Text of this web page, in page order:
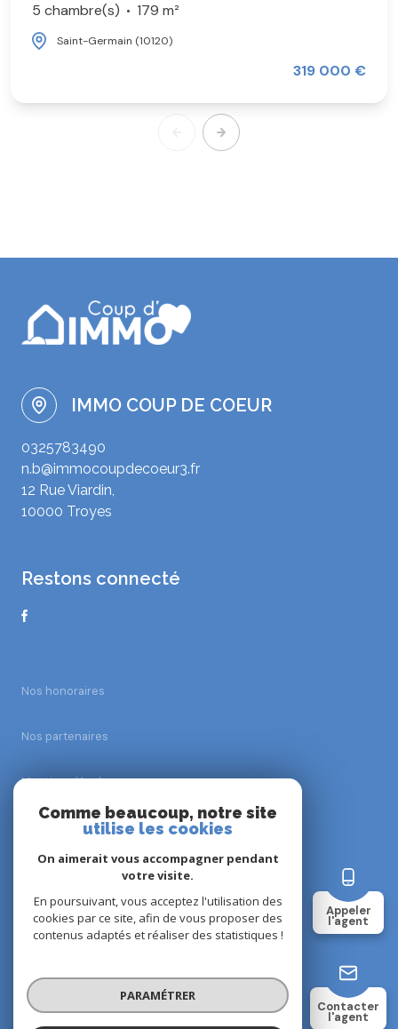
Appeler
l'agent
Contacter
l'agent
5 chambre(s)
179 m²
Saint-Germain (10120)
319 000 €
IMMO COUP DE COEUR
0325783490
n.b@immocoupdecoeur3.fr
12 Rue Viardin,
10000 Troyes
restons connecté
Nos honoraires
Nos partenaires
Mentions légales
Cookies
© 2026 | Tous droits réservés
Comme beaucoup, notre site
utilise les cookies
On aimerait vous accompagner pendant
votre visite.
En poursuivant, vous acceptez l'utilisation des
cookies par ce site, afin de vous proposer des
contenus adaptés et réaliser des statistiques !
PARAMÉTRER